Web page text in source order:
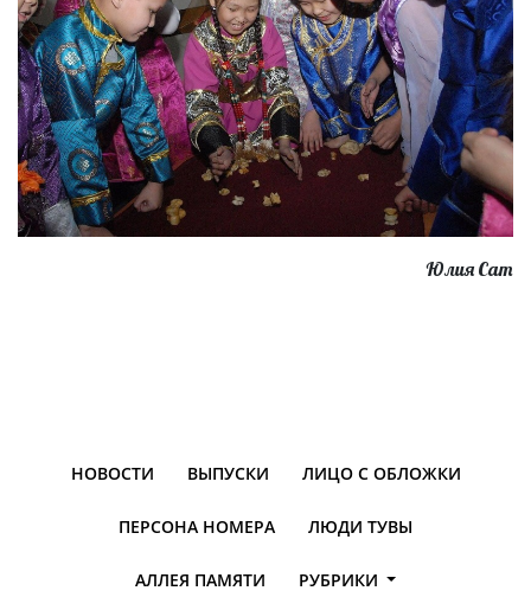
Юлия Сат
НОВОСТИ ВЫПУСКИ ЛИЦО С ОБЛОЖКИ
ПЕРСОНА НОМЕРА ЛЮДИ ТУВЫ
АЛЛЕЯ ПАМЯТИ РУБРИКИ